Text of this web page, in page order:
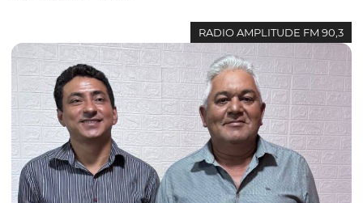
RADIO AMPLITUDE FM 90,3